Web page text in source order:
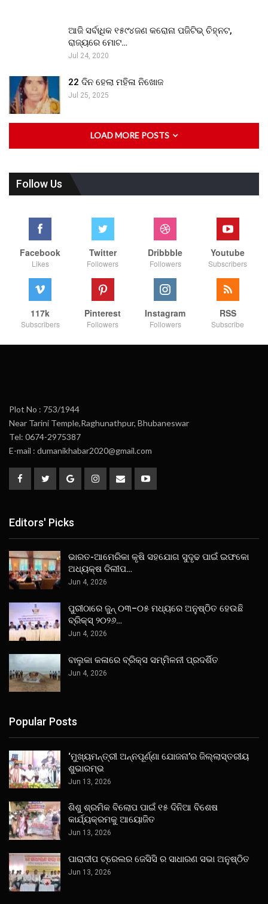
ଆଜି ସର୍ବାଧିକ ୧୫୯୪ଜଣ କରୋନା ପଜିଟିଭ୍ ଚିହ୍ନଟ,
ରାଜ୍ୟରେ ମୋଟ…
Jul 24, 2020
22 ଦିନ ହେଲା ମହିଳା ନିଖୋଜ
Jul 25, 2025
LOAD MORE POSTS
Follow Us
Facebook
Likes
Twitter
Followers
Dribbble
Followers
Youtube
Subscribers
117k
Subscribers
Pinterest
Followers
Instagram
Followers
RSS
Subscribe
Plot No : 753/1944
Near Tarini Temple,Raghunathpur, Bhubaneswar
Tel: 0674-2975387
E-mail : dumanikhabar2020@gmail.com
Editors' Picks
ଭାରତ-ଆମେରିକା କୃଷି ସହଯୋଗ ସୁଦୃଢ ପାଇଁ ଇଫକୋ
ଅଧ୍ୟକ୍ଷ ଦିଲୀପ…
Jun 4, 2026
ପୁରୀଠାରେ ଜୁନ୍ ୦୩–୦୫ ମଧ୍ୟରେ ଅନୁଷ୍ଠିତ ହେଉଛି
ବ୍ରିକ୍ସ୍ ୨୦୨୬…
Jun 4, 2026
ବାଲୁକା କଳାରେ ବ୍ରିକ୍ସ ସମ୍ମିଳନୀ ପ୍ରଦର୍ଶିତ
Jun 4, 2026
Popular Posts
‘ମୁଖ୍ୟମନ୍ତ୍ରୀ ଅନ୍ନପୂର୍ଣ୍ଣା ଯୋଜନା’ର ଜିଲ୍ଲାସ୍ତରୀୟ
ଶୁଭାରମ୍ଭ
Jun 13, 2026
ଶିଶୁ ଶ୍ରମିକ ବିଲୋପ ପାଇଁ ୧୫ ଦିନିଆ ବିଶେଷ
କାର୍ଯ୍ୟକ୍ରମକୁ ଆୟୋଜିତ
Jun 13, 2026
ପାରାଦୀପ ଟ୍ରେଲର ଜେସିସି ର ସାଧାରଣ ସଭା ଅନୁଷ୍ଠିତ
Jun 13, 2026